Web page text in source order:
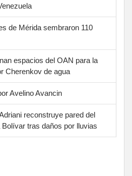
de Mérida sembraron 110
espacios del OAN para la
Cherenkov de agua
Avelino Avancin
reconstruye pared del
tras daños por lluvias